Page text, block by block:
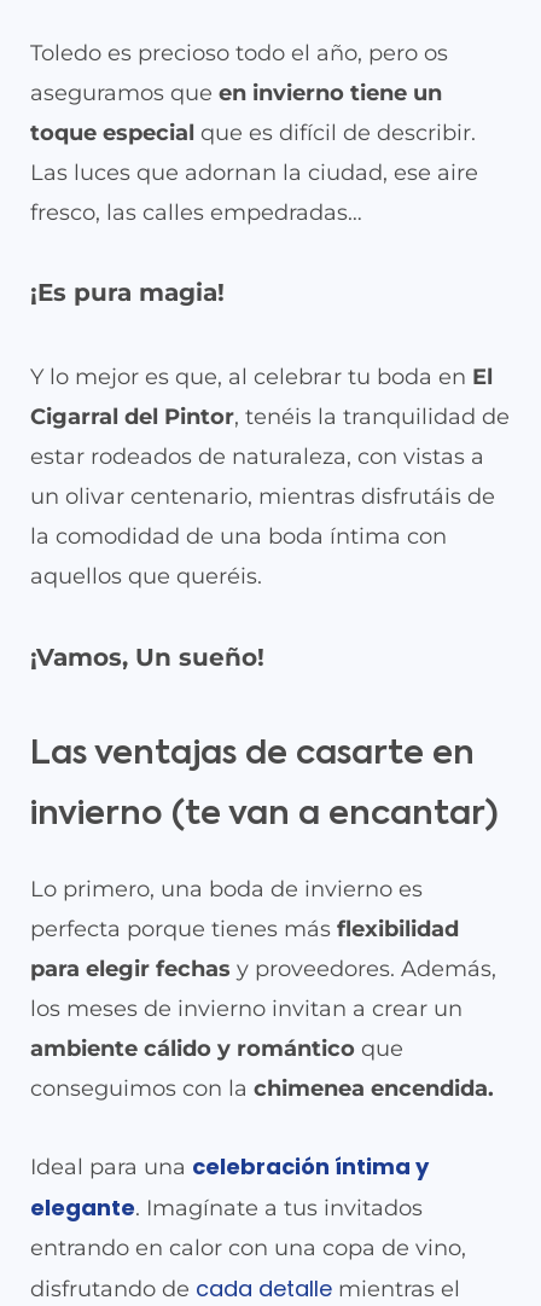
Toledo es precioso todo el año, pero os
aseguramos que en invierno tiene un
toque especial que es difícil de describir.
Las luces que adornan la ciudad, ese aire
fresco, las calles empedradas…
¡Es pura magia!
Y lo mejor es que, al celebrar tu boda en El
Cigarral del Pintor, tenéis la tranquilidad de
estar rodeados de naturaleza, con vistas a
un olivar centenario, mientras disfrutáis de
la comodidad de una boda íntima con
aquellos que queréis.
¡Vamos, Un sueño!
Las ventajas de casarte en
invierno (te van a encantar)
Lo primero, una boda de invierno es
perfecta porque tienes más flexibilidad
para elegir fechas y proveedores. Además,
los meses de invierno invitan a crear un
ambiente cálido y romántico que
conseguimos con la chimenea encendida.
Ideal para una celebración íntima y
elegante. Imagínate a tus invitados
entrando en calor con una copa de vino,
disfrutando de cada detalle mientras el